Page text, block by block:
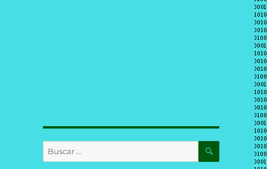
Buscar
por:
BUSCAR